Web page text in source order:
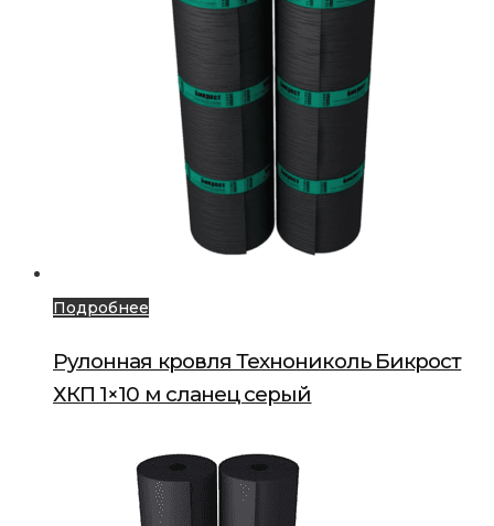
Подробнее
Рулонная кровля Технониколь Бикрост
ХКП 1×10 м сланец серый